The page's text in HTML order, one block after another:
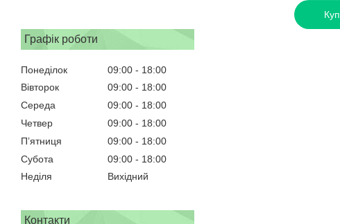
Графік роботи
Понеділок 09:00
18:00
Вівторок
09:00
18:00
Середа
09:00
18:00
Четвер
09:00
18:00
Пʼятниця
09:00
18:00
Субота
09:00
18:00
Неділя
Вихідний
Контакти